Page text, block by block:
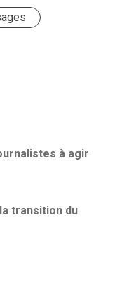
à agir
transition du